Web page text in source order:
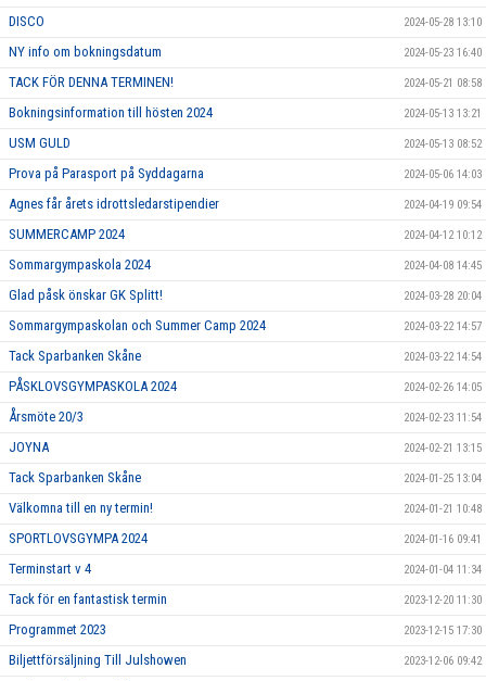
DISCO 2024-05-28 13:10
NY info om bokningsdatum 2024-05-23 16:40
TACK FÖR DENNA TERMINEN! 2024-05-21 08:58
Bokningsinformation till hösten 2024 2024-05-13 13:21
USM GULD 2024-05-13 08:52
Prova på Parasport på Syddagarna 2024-05-06 14:03
Agnes får årets idrottsledarstipendier 2024-04-19 09:54
SUMMERCAMP 2024 2024-04-12 10:12
Sommargympaskola 2024 2024-04-08 14:45
Glad påsk önskar GK Splitt! 2024-03-28 20:04
Sommargympaskolan och Summer Camp 2024 2024-03-22 14:57
Tack Sparbanken Skåne 2024-03-22 14:54
PÅSKLOVSGYMPASKOLA 2024 2024-02-26 14:05
Årsmöte 20/3 2024-02-23 11:54
JOYNA 2024-02-21 13:15
Tack Sparbanken Skåne 2024-01-25 13:04
Välkomna till en ny termin! 2024-01-21 10:48
SPORTLOVSGYMPA 2024 2024-01-16 09:41
Terminstart v 4 2024-01-04 11:34
Tack för en fantastisk termin 2023-12-20 11:30
Programmet 2023 2023-12-15 17:30
Biljettförsäljning Till Julshowen 2023-12-06 09:42